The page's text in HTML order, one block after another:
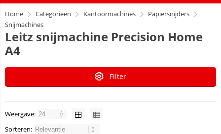
Home Categorieën Kantoormachines
Papiersnijders
Snijmachines
Leitz snijmachine Precision Home
A4
Filter
Weergave:
Sorteren: